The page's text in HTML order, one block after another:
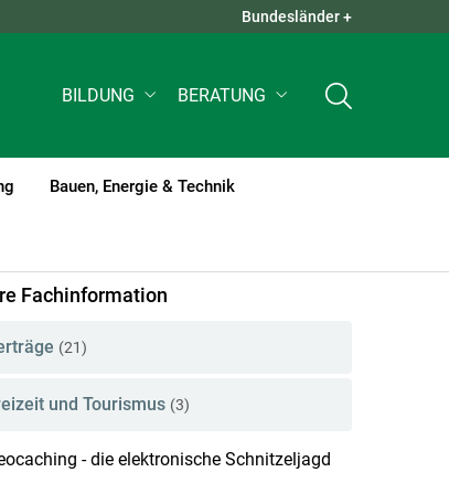
QUICK LINKS +
Bundesländer +
BILDUNG BERATUNG
Bauen, Energie & Technik
Fachinformation
(21)
und Tourismus (3)
- die elektronische Schnitzeljagd